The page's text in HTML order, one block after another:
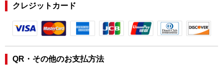
クレジットカード
QR・その他のお支払方法